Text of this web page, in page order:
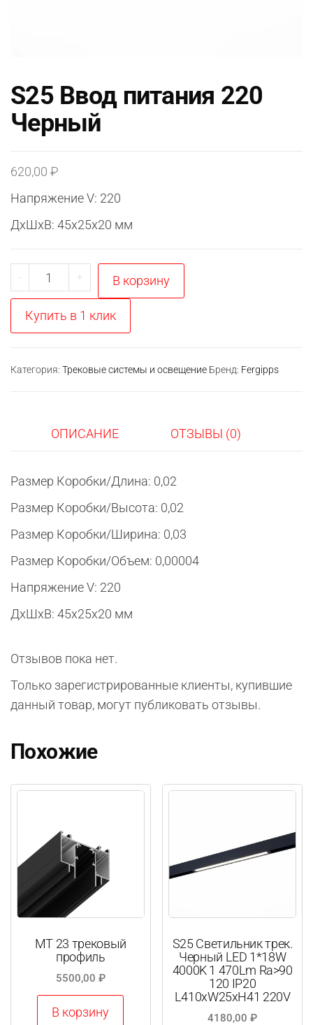
S25 Ввод питания 220
Черный
620,00 ₽
Напряжение V: 220
ДxШxВ: 45x25x20 мм
-
Количество
товара
S25
Ввод
220
+ В корзину
Купить в 1 клик
Категория: Трековые системы и освещение Бренд: Fergipps
ОПИСАНИЕ ОТЗЫВЫ (0)
Размер Коробки/Длина: 0,02
Размер Коробки/Высота: 0,02
Размер Коробки/Ширина: 0,03
Размер Коробки/Объем: 0,00004
Напряжение V: 220
ДxШxВ: 45x25x20 мм
Отзывов пока нет.
Только зарегистрированные клиенты, купившие
данный товар, могут публиковать отзывы.
Похожие
МТ 23 трековый
профиль
5500,00 ₽
В корзину
S25 Светильник трек.
Черный LED 1*18W
4000K 1 470Lm Ra>90
120 IP20
L410xW25xH41 220V
4180,00₽